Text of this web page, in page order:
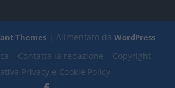
Themes| Alimentato da WordPress
Contatta la redazione
Copyright
Privacy e Cookie Policy